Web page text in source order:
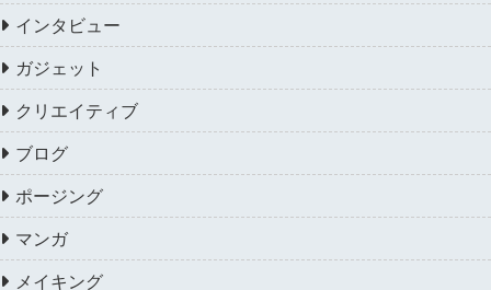
インタビュー
ガジェット
クリエイティブ
ブログ
ポージング
マンガ
メイキング